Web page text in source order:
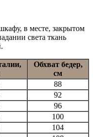
в месте, закрытом
света ткань
Обхват бедер,
см
88
92
96
100
104